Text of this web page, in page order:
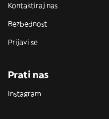
Kontaktiraj nas
Bezbednost
Prijavi se
Prati nas
Instagram